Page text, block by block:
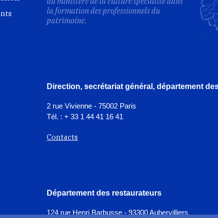
la formation des professionnels du
patrimoine.
Direction, secrétariat général, département
2 rue Vivienne - 75002 Paris
Tél. : + 33 1 44 41 16 41
Contacts
Département des restaurateurs
124 rue Henri Barbusse - 93300 Aubervilliers